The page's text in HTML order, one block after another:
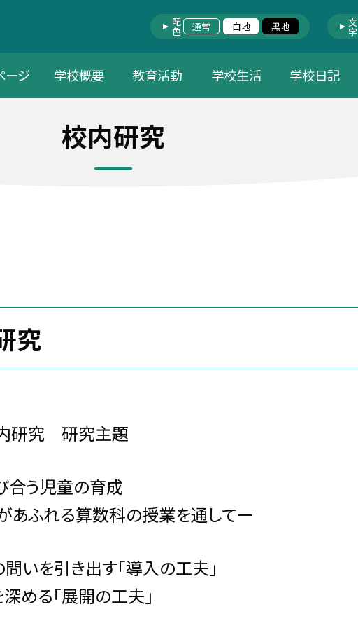
配色 通常 白地 黒地 文字
ージ 学校概要 教育活動 学校生活 学校日記
校内研究
究
研究 研究主題
う児童の育成
る算数科の授業を通してー
引き出す「導入の工夫」
「展開の工夫」